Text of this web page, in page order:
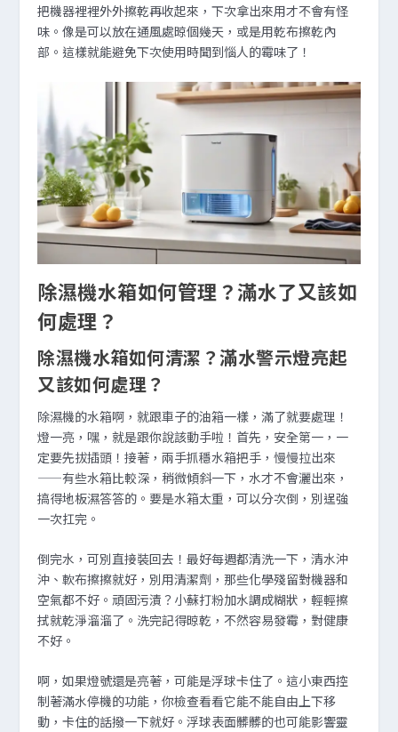
把機器裡裡外外擦乾再收起來，下次拿出來用才不會有怪
味。像是可以放在通風處晾個幾天，或是用乾布擦乾內
部。這樣就能避免下次使用時聞到惱人的霉味了！
除濕機水箱如何管理？滿水了又該如
何處理？
除濕機水箱如何清潔？滿水警示燈亮起
又該如何處理？
除濕機的水箱啊，就跟車子的油箱一樣，滿了就要處理！
燈一亮，嘿，就是跟你說該動手啦！首先，安全第一，一
定要先拔插頭！接著，兩手抓穩水箱把手，慢慢拉出來
——有些水箱比較深，稍微傾斜一下，水才不會灑出來，
搞得地板濕答答的。要是水箱太重，可以分次倒，別逞強
一次扛完。
倒完水，可別直接裝回去！最好每週都清洗一下，清水沖
沖、軟布擦擦就好，別用清潔劑，那些化學殘留對機器和
空氣都不好。頑固污漬？小蘇打粉加水調成糊狀，輕輕擦
拭就乾淨溜溜了。洗完記得晾乾，不然容易發霉，對健康
不好。
啊，如果燈號還是亮著，可能是浮球卡住了。這小東西控
制著滿水停機的功能，你檢查看看它能不能自由上下移
動，卡住的話撥一下就好。浮球表面髒髒的也可能影響靈